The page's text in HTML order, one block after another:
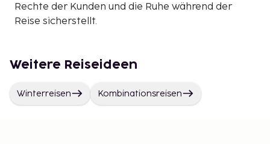
Rechte der Kunden und die Ruhe während der
Reise sicherstellt.
Weitere Reiseideen
Winterreisen Kombinationsreisen